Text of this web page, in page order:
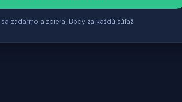
zadarmo a zbieraj Body za každú súťaž